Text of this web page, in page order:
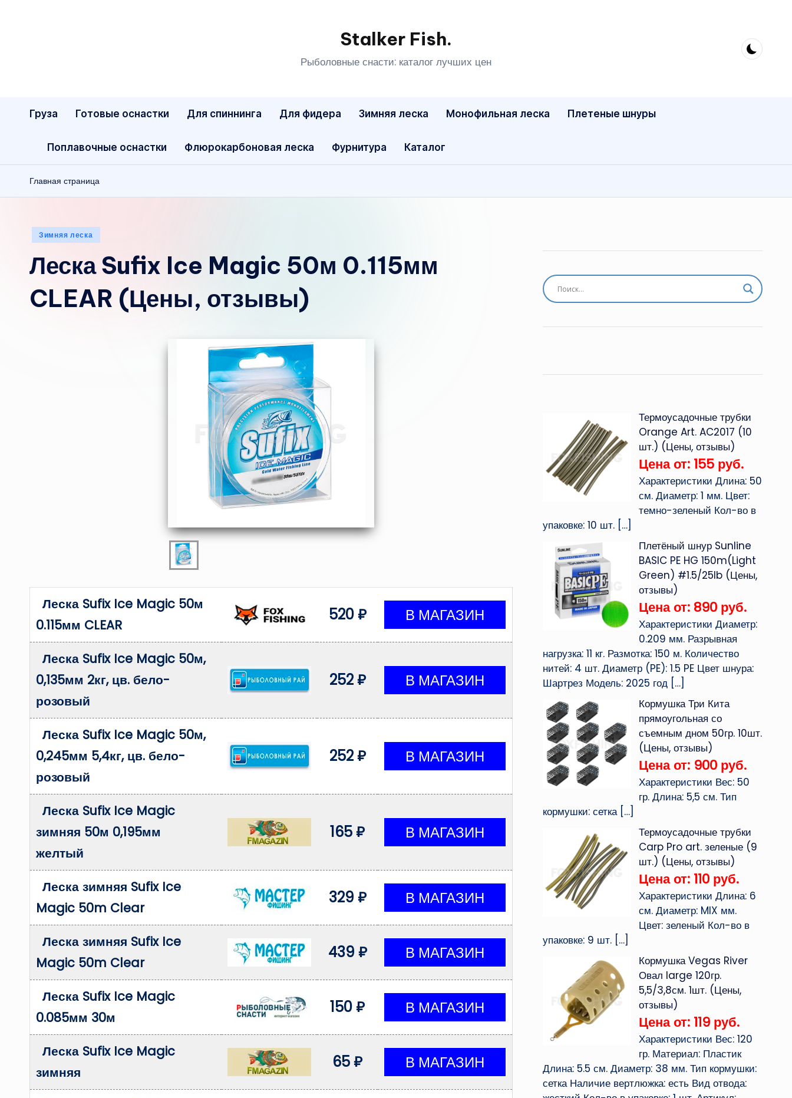
Stalker Fish.
Рыболовные снасти: каталог лучших цен
Груза Готовые оснастки Для спиннинга Для фидера Зимняя леска Монофильная леска Плетеные шнуры
Поплавочные оснастки Флюрокарбоновая леска Фурнитура Каталог
Главная страница
Опубликовано
Зимняя леска
Леска Sufix Ice Magic 50м 0.115мм
CLEAR (Цены, отзывы)
Леска Sufix Ice Magic 50м
0.115мм CLEAR
520 ₽
Леска Sufix Ice Magic 50м,
0,135мм 2кг, цв. бело-
розовый
252 ₽
Леска Sufix Ice Magic 50м,
0,245мм 5,4кг, цв. бело-
розовый
252 ₽
Леска Sufix Ice Magic
зимняя 50м 0,195мм
желтый
165 ₽
Леска зимняя Sufix Ice
Magic 50m Clear
329 ₽
Леска зимняя Sufix Ice
Magic 50m Clear
439 ₽
Леска Sufix Ice Magic
0.085мм 30м
150 ₽
Леска Sufix Ice Magic
зимняя
65 ₽
Термоусадочные трубки
Orange Art. AC2017 (10
шт.) (Цены, отзывы)
Цена от: 155 руб.
Характеристики Длина: 50
см. Диаметр: 1 мм. Цвет:
темно-зеленый Кол-во в
упаковке: 10 шт.[…]
Плетёный шнур Sunline
BASIC PE HG 150m(Light
Green) #1.5/25lb (Цены,
отзывы)
Цена от: 890 руб.
Характеристики Диаметр:
0.209 мм. Разрывная
нагрузка: 11 кг. Размотка: 150 м. Количество
нитей: 4 шт. Диаметр (PE): 1.5 PE Цвет шнура:
Шартрез Модель: 2025 год[…]
Кормушка Три Кита
прямоугольная со
съемным дном 50гр. 10шт.
(Цены, отзывы)
Цена от: 900 руб.
Характеристики Вес: 50
гр. Длина: 5,5 см. Тип
кормушки: сетка[…]
Термоусадочные трубки
Carp Pro art. зеленые (9
шт.) (Цены, отзывы)
Цена от: 110 руб.
Характеристики Длина: 6
см. Диаметр: MIX мм.
Цвет: зеленый Кол-во в
упаковке: 9 шт.[…]
Кормушка Vegas River
Овал large 120гр.
5,5/3,8см. 1шт. (Цены,
отзывы)
Цена от: 119 руб.
Характеристики Вес: 120
гр. Материал: Пластик
Длина: 5.5 см. Диаметр: 38 мм. Тип кормушки:
сетка Наличие вертлюжка: есть Вид отвода: